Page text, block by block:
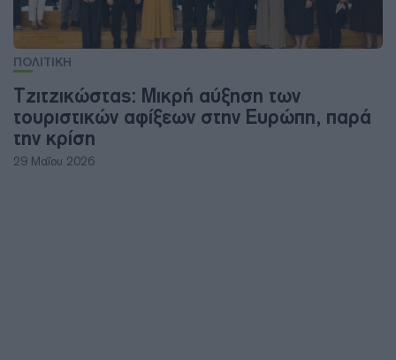
ΠΟΛΙΤΙΚΗ
Τζιτζικώστας: Μικρή αύξηση των
τουριστικών αφίξεων στην Ευρώπη, παρά
την κρίση
29 Μαΐου 2026